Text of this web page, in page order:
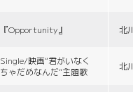
『Opportunity』 北
Single/映画“君がいなく
ちゃだめなんだ”主題歌
北